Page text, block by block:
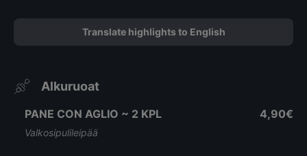
Translate highlights to English
Alkuruoat
PANE CON AGLIO ~ 2 KPL
Valkosipulileipää
4,90€